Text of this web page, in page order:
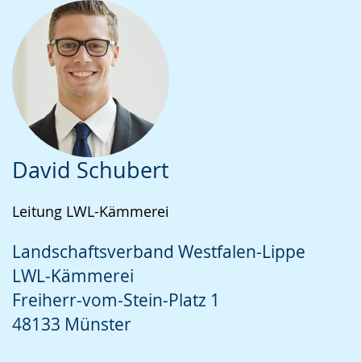
David Schubert
Leitung LWL-Kämmerei
Landschaftsverband Westfalen-Lippe
LWL-Kämmerei
Freiherr-vom-Stein-Platz 1
48133 Münster